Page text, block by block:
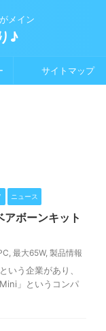
メイン
♪
サイトマップ
ニュース
ボーンキット
, 最大65W, 製品情報
いう企業があり、
」というコンパ